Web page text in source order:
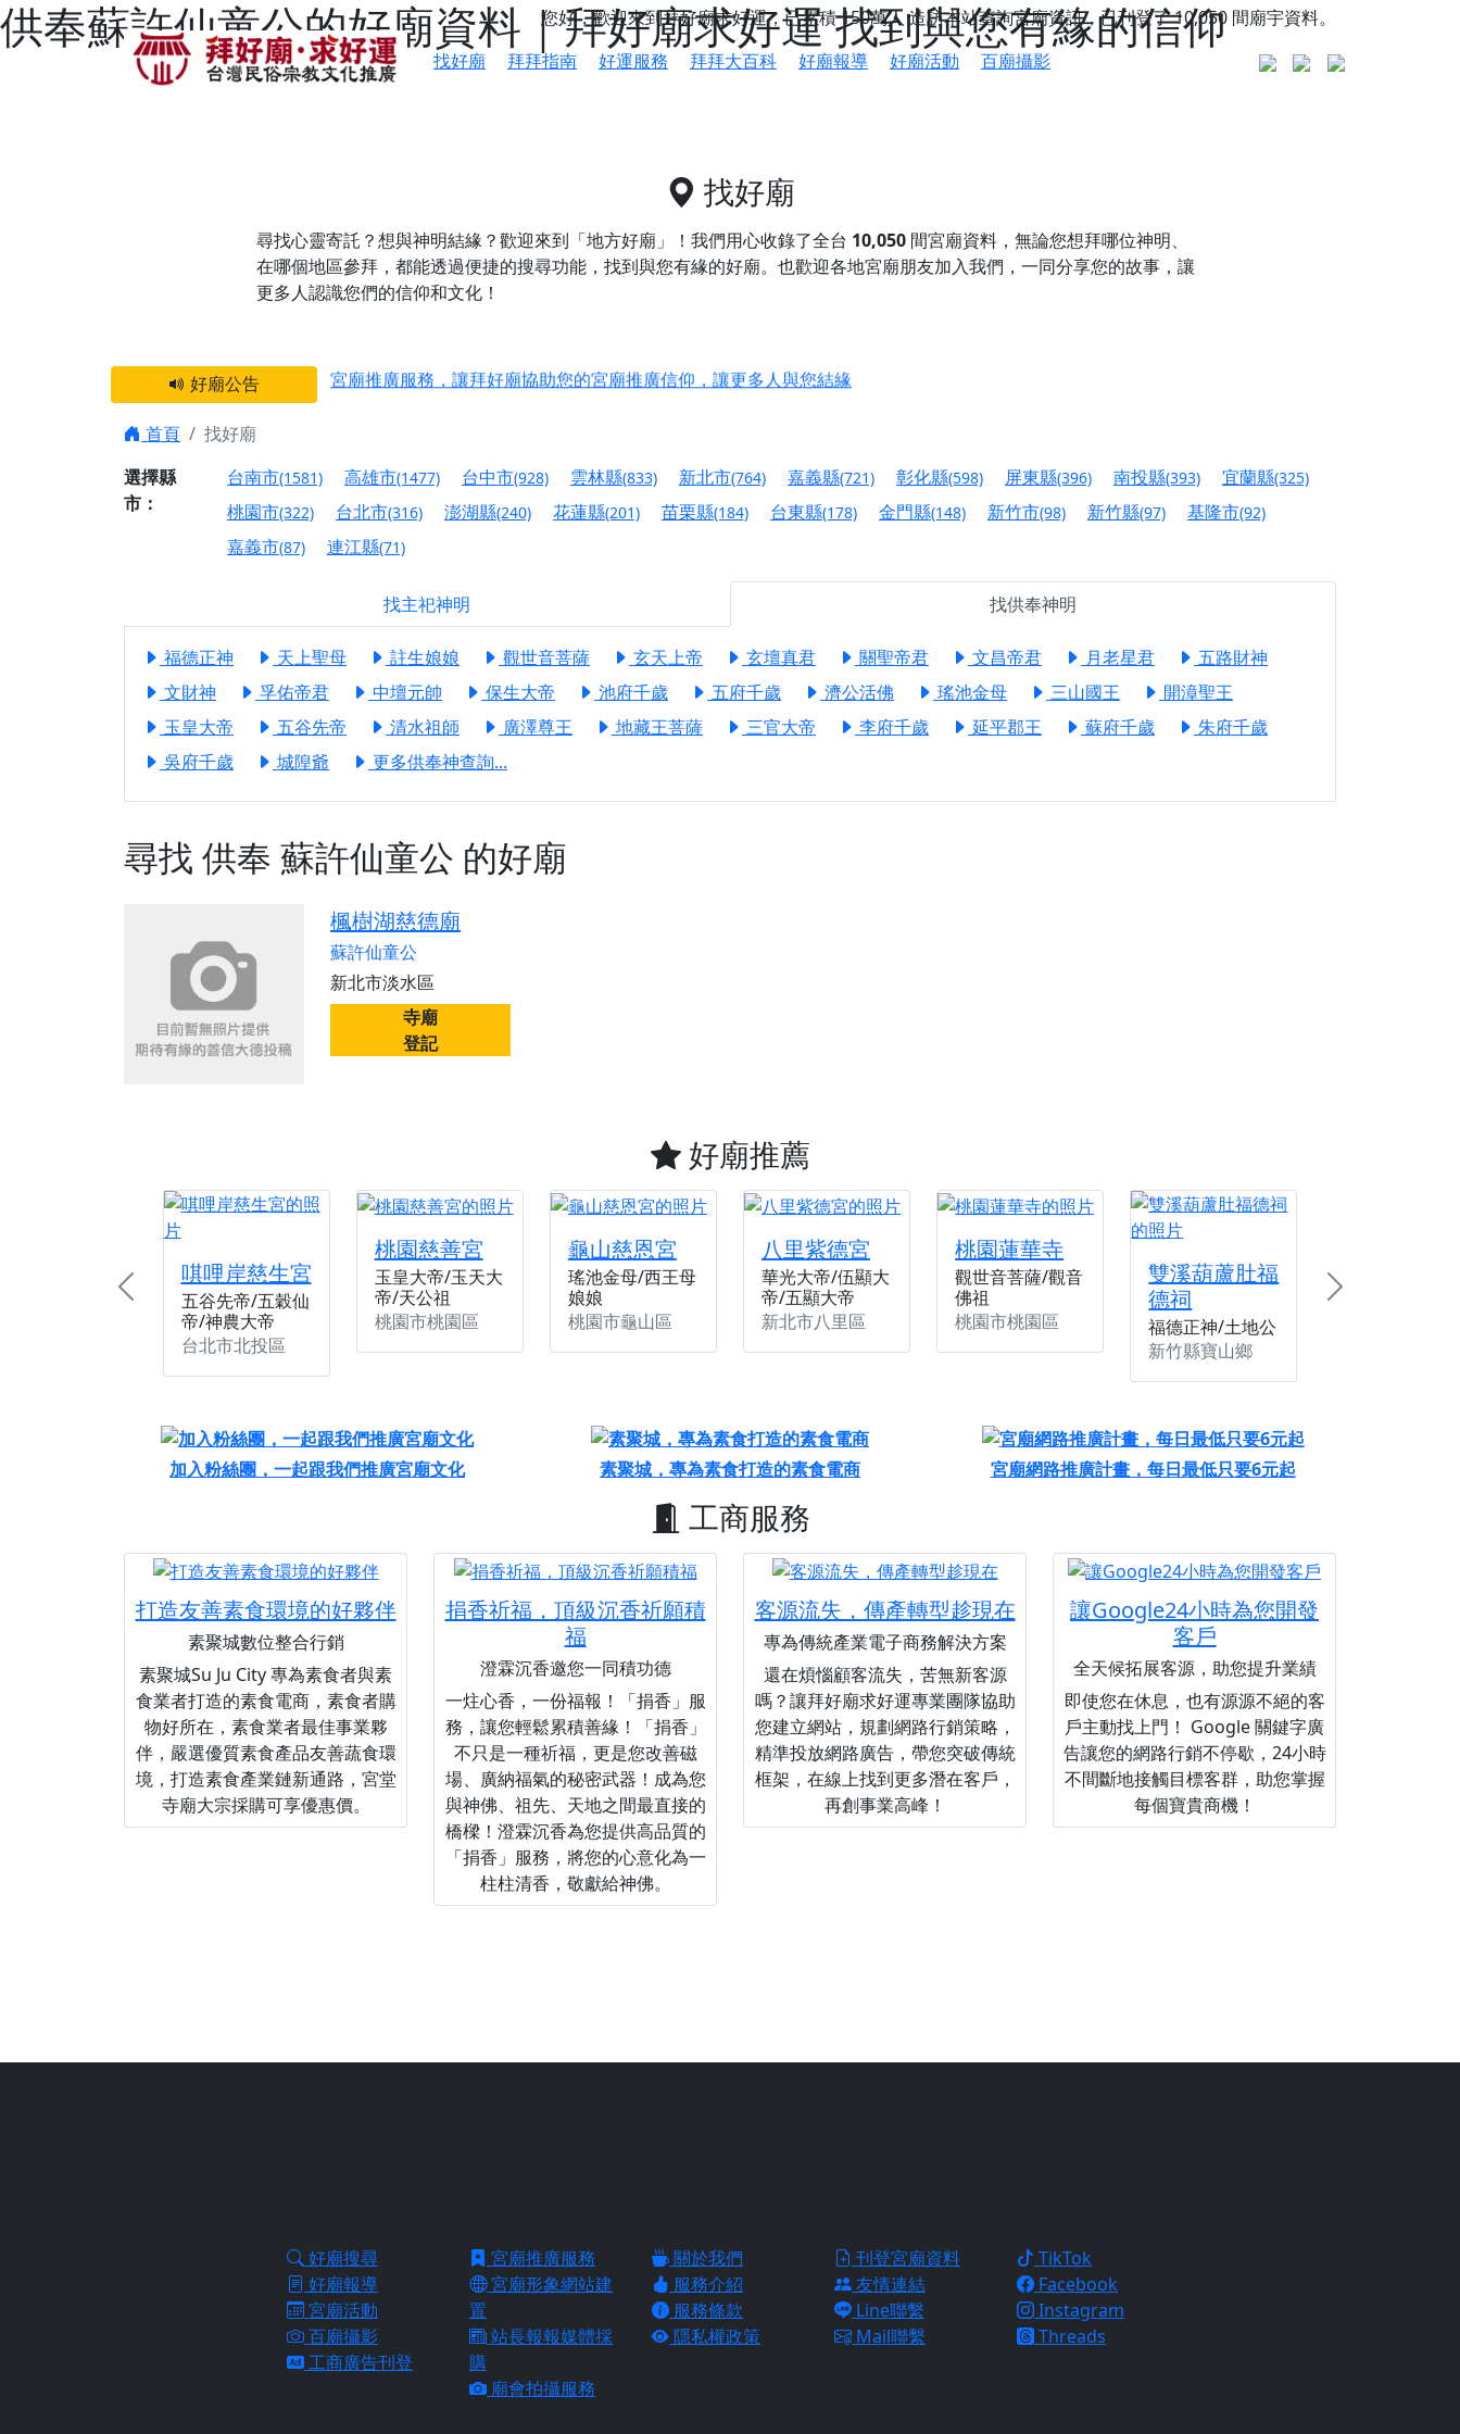
供奉蘇許仙童公的好廟資料｜拜好廟求好運 找到與您有緣的信仰
您好，歡迎來到拜好廟求好運，已累積150萬人造訪本站查詢宮廟資訊，已刊登了10,050 間廟宇資料。
找好廟
拜拜指南 好運服務 拜拜大百科 好廟報導 好廟活動 百廟攝影
找好廟
尋找心靈寄託？想與神明結緣？歡迎來到「地方好廟」！我們用心收錄了全台 10,050 間宮廟資料，無論您想拜哪位神明、
在哪個地區參拜，都能透過便捷的搜尋功能，找到與您有緣的好廟。 也歡迎各地宮廟朋友加入我們，一同分享您的故事，讓
更多人認識您們的信仰和文化！
好廟公告
宮廟推廣服務，讓拜好廟協助您的宮廟推廣信仰，讓更多人與您結緣
【台北北投 唭哩岸慈生宮】慶讚中元普渡法會，誠摯邀請您一同參與，為自己與家人累積福德、祈求平安好運
【屏東縣獅子鄉 楓港清華山聖天宮】驪山母娘聖誕暨中元普渡大法會，誠邀十方善信大德，一同回到母娘慈悲座前，祈福納祥、慎
終追遠、廣植福田
【桃園市 桃園蓮華寺】盂蘭盆中元報恩法會，這場法會不只是超薦與普渡，更是一份對祖先的感恩、對親人的思念，也是為家人祈
願平安順遂的慈悲心意。
【桃園龜山 慈恩宮】丙午年梁皇寶懺法會，一念虔誠禮寶懺，一分懺悔植福田，誠邀十方善信大德共同參與。
【新北貢寮 南極玉明殿】中元普渡大法會，誠摯歡迎十方善信大德隨喜贊普，為祖先親眷祈求安息，也為自身與家人累積福德、種
下善緣。
【桃園慈善宮(天公廟)】中元普渡交給專業的來，省時省力又積福！「玉皇大帝 大天尊」 親自坐鎮主法！幫你累積的功德福報自然
是「超級加倍」！
【桃園龜山 慈恩宮】丙午年慶讚中元普渡法會，正是讓我們用善念與功德，迴向冥陽兩利、闔家平安的殊勝因緣。
【台北北投金虎爺會】父親節陪爸爸一起闖關趣，邀請大小朋友一起留下珍貴的家庭回憶
【新北八里 紫德宮】父親節奉茶感恩活動，一杯茶，一份心意；一句感謝，一生難忘。
【桃園新屋 深圳玄天宮】農曆七月擴大犒軍科儀，吉祥月不只有普渡祈福，也有一份感謝守護的虔誠心意
【桃園新屋 深圳玄天宮】七娘媽聖誕祝壽慶典，誠摯邀請十方善信大德攜家帶眷前來參香，共同向七娘媽祝壽祈福
【桃園慈善宮(天公廟)】虎爺元帥 開光大典，祈求虎爺神威護持，庇佑闔家平安、財運亨通、事業順遂、百邪退散。
首頁
找好廟
選擇縣
市：
台南市(1581) 高雄市(1477) 台中市(928) 雲林縣(833) 新北市(764) 嘉義縣(721) 彰化縣(598) 屏東縣(396) 南投縣(393) 宜蘭縣(325)
桃園市(322) 台北市(316) 澎湖縣(240) 花蓮縣(201) 苗栗縣(184) 台東縣(178) 金門縣(148) 新竹市(98) 新竹縣(97) 基隆市(92)
嘉義市(87) 連江縣(71)
找主祀神明 找供奉神明
福德正神 天上聖母 註生娘娘 觀世音菩薩 玄天上帝 玄壇真君 關聖帝君 文昌帝君 月老星君
五路財神
文財神
孚佑帝君 中壇元帥 保生大帝 池府千歲 五府千歲 濟公活佛 瑤池金母 三山國王
開漳聖王
玉皇大帝
五谷先帝 清水祖師 廣澤尊王 地藏王菩薩 三官大帝 李府千歲 延平郡王 蘇府千歲
朱府千歲
吳府千歲
城隍爺 更多供奉神查詢...
尋找 供奉 蘇許仙童公 的好廟
楓樹湖慈德廟
蘇許仙童公
新北市淡水區
寺廟
登記
好廟推薦
唭哩岸慈生宮
五谷先帝/五穀仙
帝/神農大帝
台北市北投區
桃園慈善宮
玉皇大帝/玉天大
帝/天公祖
桃園市桃園區
龜山慈恩宮
瑤池金母/西王母
娘娘
桃園市龜山區
八里紫德宮
華光大帝/伍顯大
帝/五顯大帝
新北市八里區
桃園蓮華寺
觀世音菩薩/觀音
佛祖
桃園市桃園區
雙溪葫蘆肚福
德祠
福德正神/土地公
新竹縣寶山鄉
Previous Next
加入粉絲團，一起跟我們推廣宮廟文化 素聚城，專為素食打造的素食電商 宮廟網路推廣計畫，每日最低只要6元起
工商服務
打造友善素食環境的好夥伴
素聚城數位整合行銷
素聚城Su Ju City 專為素食者與素
食業者打造的素食電商，素食者購
物好所在，素食業者最佳事業夥
伴，嚴選優質素食產品友善蔬食環
境，打造素食產業鏈新通路，宮堂
寺廟大宗採購可享優惠價。
捐香祈福，頂級沉香祈願積
福
澄霖沉香邀您一同積功德
一炷心香，一份福報！「捐香」服
務，讓您輕鬆累積善緣！「捐香」
不只是一種祈福，更是您改善磁
場、廣納福氣的秘密武器！成為您
與神佛、祖先、天地之間最直接的
橋樑！澄霖沉香為您提供高品質的
「捐香」服務，將您的心意化為一
柱柱清香，敬獻給神佛。
客源流失，傳產轉型趁現在
專為傳統產業電子商務解決方案
還在煩惱顧客流失，苦無新客源
嗎？讓拜好廟求好運專業團隊協助
您建立網站，規劃網路行銷策略，
精準投放網路廣告，帶您突破傳統
框架，在線上找到更多潛在客戶，
再創事業高峰！
讓Google24小時為您開發
客戶
全天候拓展客源，助您提升業績
即使您在休息，也有源源不絕的客
戶主動找上門！ Google 關鍵字廣
告讓您的網路行銷不停歇，24小時
不間斷地接觸目標客群，助您掌握
每個寶貴商機！
好廟搜尋
好廟報導
宮廟活動
百廟攝影
工商廣告刊登
宮廟推廣服務
宮廟形象網站建
置
站長報報媒體採
購
廟會拍攝服務
關於我們
服務介紹
服務條款
隱私權政策
刊登宮廟資料
友情連結
Line聯繫
Mail聯繫
TikTok
Facebook
Instagram
Threads